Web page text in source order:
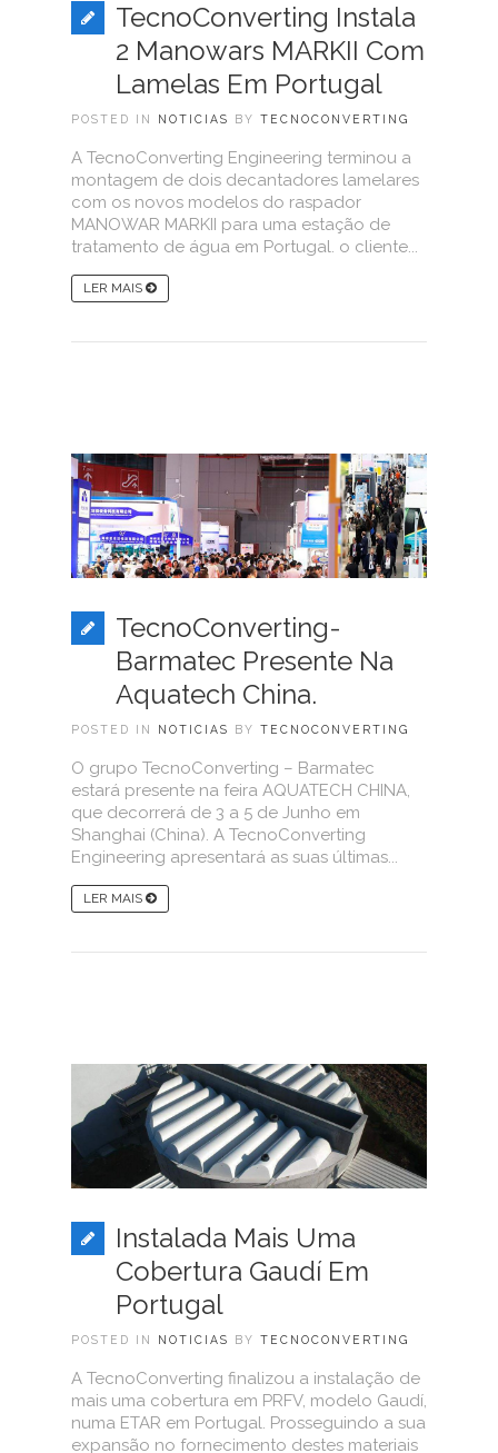
TecnoConverting Instala
2 Manowars MARKII Com
Lamelas Em Portugal
POSTED IN NOTICIAS BY TECNOCONVERTING
A TecnoConverting Engineering terminou a
montagem de dois decantadores lamelares
com os novos modelos do raspador
MANOWAR MARKII para uma estação de
tratamento de água em Portugal. o cliente...
LER MAIS
TecnoConverting-
Barmatec Presente Na
Aquatech China.
POSTED IN NOTICIAS BY TECNOCONVERTING
O grupo TecnoConverting – Barmatec
estará presente na feira AQUATECH CHINA,
que decorrerá de 3 a 5 de Junho em
Shanghai (China). A TecnoConverting
Engineering apresentará as suas últimas...
LER MAIS
Instalada Mais Uma
Cobertura Gaudí Em
Portugal
POSTED IN NOTICIAS BY TECNOCONVERTING
A TecnoConverting finalizou a instalação de
mais uma cobertura em PRFV, modelo Gaudí,
numa ETAR em Portugal. Prosseguindo a sua
expansão no fornecimento destes materiais